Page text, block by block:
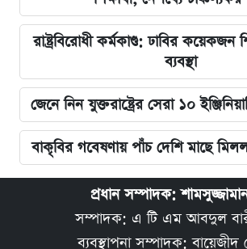
রাষ্ট্রবিরোধী কর্মকাণ্ড: ঢাবির কয়েকজন
ব্যবস্থা
জেনে নিন যুক্তরাষ্ট্রের সেরা ১০
বাকৃবির গবেষণায় পাঁচ দেশি মাছে মিলল
প্রধান সম্পাদক:
সম্পাদক: এ টি এম আবদুল
ব্যবস্থাপনা সম্পাদক: বায়েজীদ